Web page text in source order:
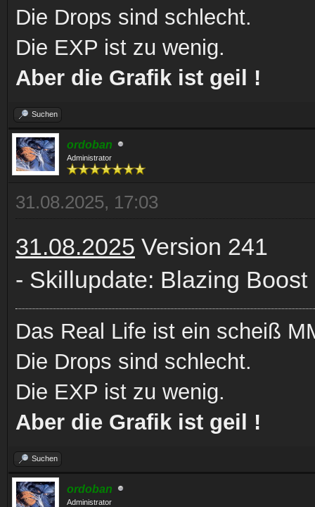
Die Drops sind schlecht.
Die EXP ist zu wenig.
Aber die Grafik ist geil !
Suchen
ordoban
Administrator
31.08.2025, 17:03
31.08.2025 Version 241
- Skillupdate: Blazing
Das Real Life ist ein scheiß
Die Drops sind schlecht.
Die EXP ist zu wenig.
Aber die Grafik ist geil !
Suchen
ordoban
Administrator